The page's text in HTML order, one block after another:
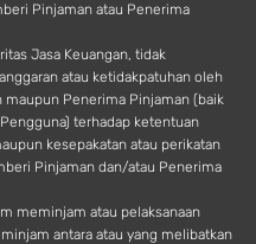
Pinjaman atau Penerima
Jasa Keuangan, tidak
atau ketidakpatuhan oleh
Penerima Pinjaman (baik
terhadap ketentuan
kesepakatan atau perikatan
Pinjaman dan/atau Penerima
meminjam atau pelaksanaan
antara atau yang melibatkan